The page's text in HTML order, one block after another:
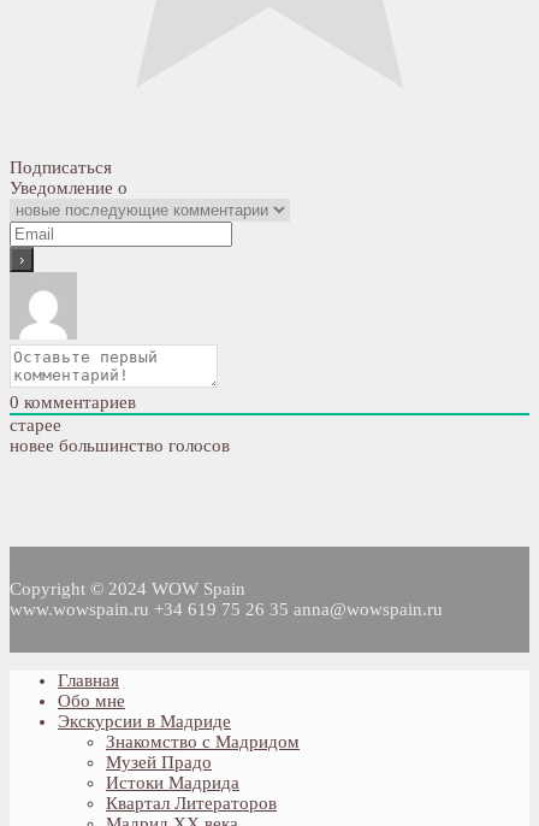
Подписаться
Уведомление о
0 комментариев
старее
новее большинство голосов
Copyright © 2024 WOW Spain
www.wowspain.ru +34 619 75 26 35 anna@wowspain.ru
Главная
Обо мне
Экскурсии в Мадриде
Знакомство с Мадридом
Музей Прадо
Истоки Мадрида
Квартал Литераторов